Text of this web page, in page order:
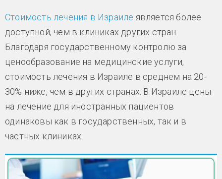
Стоимость лечения в Израиле является более
доступной, чем в клиниках других стран.
Благодаря государственному контролю за
ценообразование на медицинские услуги,
стоимость лечения в Израиле в среднем на 20-
30% ниже, чем в других странах. В Израиле цены
на лечение для иностранных пациентов
одинаковы как в государственных, так и в
частных клиниках.